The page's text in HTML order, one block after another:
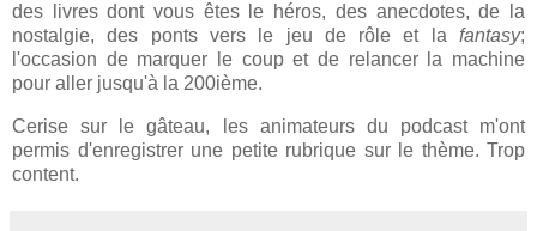
des livres dont vous êtes le héros, des anecdotes, de la
nostalgie, des ponts vers le jeu de rôle et la fantasy;
l'occasion de marquer le coup et de relancer la machine
pour aller jusqu'à la 200ième.
Cerise sur le gâteau, les animateurs du podcast m'ont
permis d'enregistrer une petite rubrique sur le thème. Trop
content.